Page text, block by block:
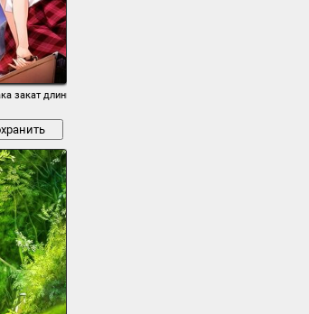
закат длинные волосы связать миюки сена thighhighs